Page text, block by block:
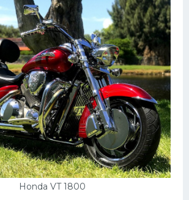
Honda VT 1800